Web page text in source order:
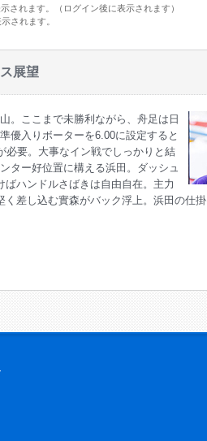
されます。（ログイン後に表示されます）
されます。
展望
。ここまで未勝利ながら、舟足は日
優入りボーターを6.00に設定すると
必要。大事なイン戦でしっかりと結
ター好位置に構える浜田。ダッシュ
ばハンドルさばきは自由自在。主力
く差し込む實森がバック浮上。浜田の仕